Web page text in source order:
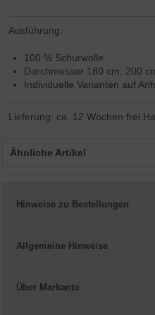
Ausführung:
100 % Schurwolle
Durchmesser 180 cm, 200
Individuelle Varianten auf
Lieferung: ca. 12 Wochen frei
Ähnliche Artikel
Hinweise zu Bestellungen
Allgemeine Hinweise
Über Markanto